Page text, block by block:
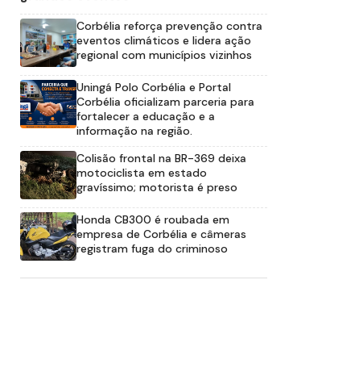
Corbélia reforça prevenção contra
eventos climáticos e lidera ação
regional com municípios vizinhos
Uningá Polo Corbélia e Portal
Corbélia oficializam parceria para
fortalecer a educação e a
informação na região.
Colisão frontal na BR-369 deixa
motociclista em estado
gravíssimo; motorista é preso
Honda CB300 é roubada em
empresa de Corbélia e câmeras
registram fuga do criminoso